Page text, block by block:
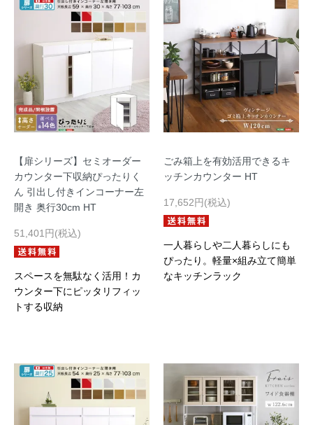
【扉シリーズ】セミオーダー
カウンター下収納ぴったりく
ん 引出し付きインコーナー左
開き 奥行30cm HT
51,401円(税込)
スペースを無駄なく活用！カ
ウンター下にピッタリフィッ
トする収納
ごみ箱上を有効活用できるキ
ッチンカウンター HT
17,652円(税込)
一人暮らしや二人暮らしにも
ぴったり。軽量×組み立て簡単
なキッチンラック